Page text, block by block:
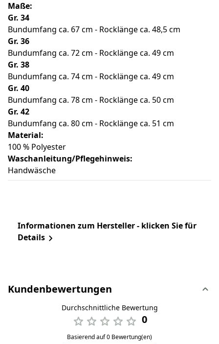
Maße:
Gr. 34
Bundumfang ca. 67 cm - Rocklänge ca. 48,5 cm
Gr. 36
Bundumfang ca. 72 cm - Rocklänge ca. 49 cm
Gr. 38
Bundumfang ca. 74 cm - Rocklänge ca. 49 cm
Gr. 40
Bundumfang ca. 78 cm - Rocklänge ca. 50 cm
Gr. 42
Bundumfang ca. 80 cm - Rocklänge ca. 51 cm
Material:
100 % Polyester
Waschanleitung/Pflegehinweis:
Handwäsche
Informationen zum Hersteller - klicken Sie für
Details
Kundenbewertungen
Durchschnittliche Bewertung
0
Basierend auf 0 Bewertung(en)